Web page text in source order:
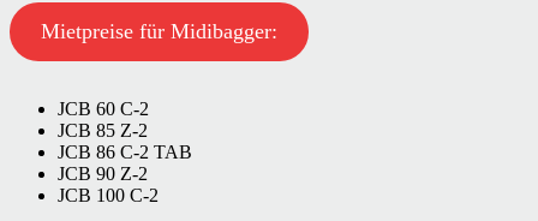
Mietpreise für Midibagger:
JCB 60 C-2
JCB 85 Z-2
JCB 86 C-2 TAB
JCB 90 Z-2
JCB 100 C-2